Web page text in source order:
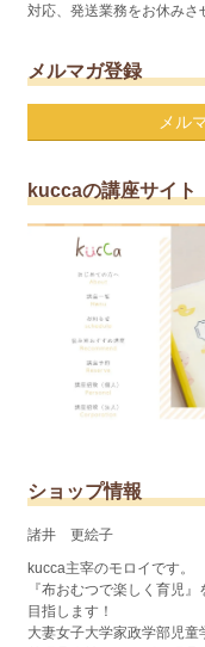
対応、発送業務をお休みさ
メルマガ登録
メル
kuccaの講座サイト
ショップ情報
諸井 更絵子
kucca主宰のモロイです。
『布おむつで楽しく育児
目指します！
大妻女子大学家政学部児童